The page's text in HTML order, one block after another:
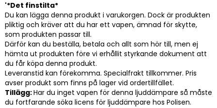
'*Det finstilta*
Du kan lägga denna produkt i varukorgen. Dock är produkten
pliktig och kräver att du har ett vapen, ämnad för skytte,
som produkten passar till.
Därför kan du beställa, betala och allt som hör till, men ej
hämta ut produkten före vi erhållit styrkande dokument att
du får köpa denna produkt.
Leveranstid kan förekomma. Specialfrakt tillkommer. Pris
avser produkt som finns på lager vid ordertillfället.
Tillägg:Har du inget vapen för denna ljuddämpare så måste
du fortfarande söka licens för ljuddämpare hos Polisen.